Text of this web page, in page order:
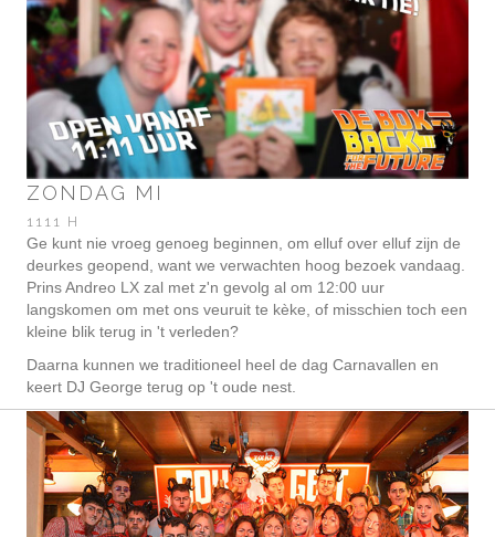
ZONDAG MI
1111 H
Ge kunt nie vroeg genoeg beginnen, om elluf over elluf zijn de
deurkes geopend, want we verwachten hoog bezoek vandaag.
Prins Andreo LX zal met z'n gevolg al om 12:00 uur
langskomen om met ons veuruit te kèke, of misschien toch een
kleine blik terug in 't verleden?
Daarna kunnen we traditioneel heel de dag Carnavallen en
keert DJ George terug op 't oude nest.